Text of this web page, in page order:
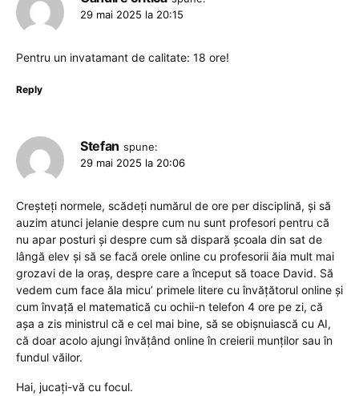
29 mai 2025 la 20:15
Pentru un invatamant de calitate: 18 ore!
Reply
Stefan spune:
29 mai 2025 la 20:06
Creșteți normele, scădeți numărul de ore per disciplină, și să
auzim atunci jelanie despre cum nu sunt profesori pentru că
nu apar posturi și despre cum să dispară școala din sat de
lângă elev și să se facă orele online cu profesorii ăia mult mai
grozavi de la oraș, despre care a început să toace David. Să
vedem cum face ăla micu’ primele litere cu învățătorul online și
cum învață el matematică cu ochii-n telefon 4 ore pe zi, că
așa a zis ministrul că e cel mai bine, să se obișnuiască cu AI,
că doar acolo ajungi învățând online în creierii munților sau în
fundul văilor.
Hai, jucați-vă cu focul.